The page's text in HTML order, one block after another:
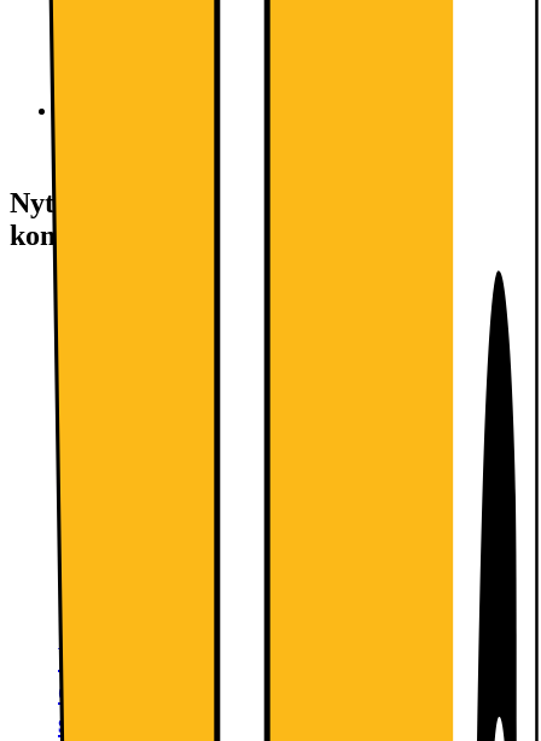
Nyttige tjenester (fragtomkostninger
kommer i tillæg)
Vi tager dit gamle produkt med retur
og bortskaffer det forsvarligt
299.-
Vi monterer og udpakker din
opvaskemaskine (drypbakke sælges
separat)